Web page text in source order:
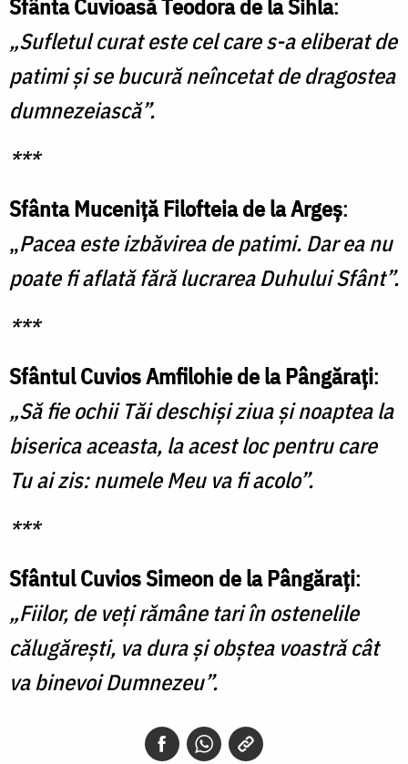
Sfânta Cuvioasă Teodora de la Sihla:
„Sufletul curat este cel care s-a eliberat de
patimi şi se bucură neîncetat de dragostea
dumnezeiască”.
***
Sfânta Muceniţă Filofteia de la Argeş:
„Pacea este izbăvirea de patimi. Dar ea nu
poate fi aflată fără lucrarea Duhului Sfânt”.
***
Sfântul Cuvios Amfilohie de la Pângărați:
„Să fie ochii Tăi deschişi ziua şi noaptea la
biserica aceasta, la acest loc pentru care
Tu ai zis: numele Meu va fi acolo”.
***
Sfântul Cuvios Simeon de la Pângărați:
„Fiilor, de veţi rămâne tari în ostenelile
călugăreşti, va dura şi obştea voastră cât
va binevoi Dumnezeu”.